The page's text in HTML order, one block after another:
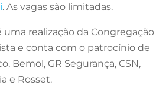
. As vagas são limitadas.
uma realização da Congregação
e conta com o patrocínio de
Bemol, GR Segurança, CSN,
e Rosset.